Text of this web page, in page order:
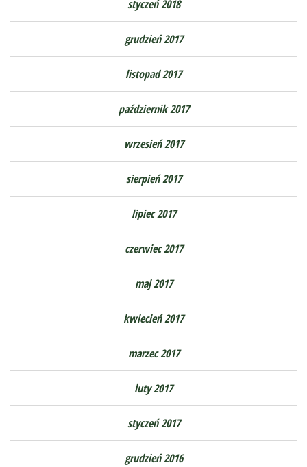
styczeń 2018
grudzień 2017
listopad 2017
październik 2017
wrzesień 2017
sierpień 2017
lipiec 2017
czerwiec 2017
maj 2017
kwiecień 2017
marzec 2017
luty 2017
styczeń 2017
grudzień 2016